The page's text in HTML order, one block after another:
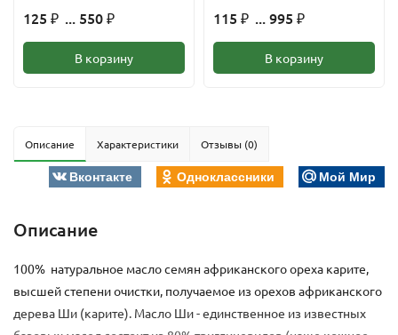
125 ₽ ... 550 ₽
В корзину
115 ₽ ... 995 ₽
В корзину
Описание Характеристики Отзывы (0)
Вконтакте Одноклассники Мой Мир
Описание
100% натуральное масло семян африканского ореха карите,
высшей степени очистки, получаемое из орехов африканского
дерева Ши (карите). Масло Ши - единственное из известных